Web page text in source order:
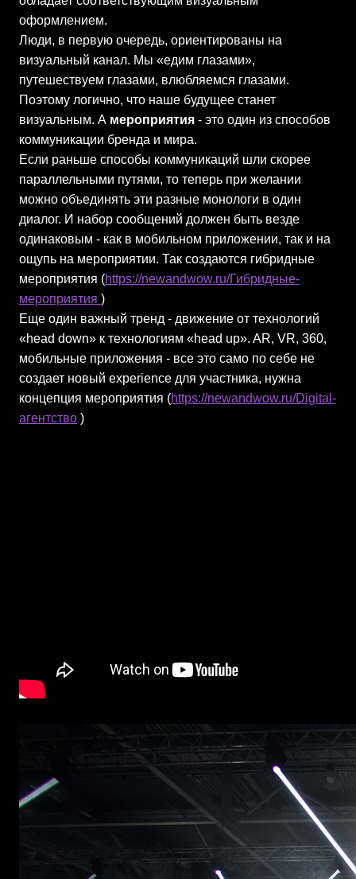
оформлением.
Люди, в первую очередь, ориентированы на
визуальный канал. Мы «едим глазами»,
путешествуем глазами, влюбляемся глазами.
Поэтому логично, что наше будущее станет
визуальным. А мероприятия - это один из способов
коммуникации бренда и мира.
Если раньше способы коммуникаций шли скорее
параллельными путями, то теперь при желании
можно объединять эти разные монологи в один
диалог. И набор сообщений должен быть везде
одинаковым - как в мобильном приложении, так и на
ощупь на мероприятии. Так создаются гибридные
мероприятия (https://newandwow.ru/Гибридные-
мероприятия )
Еще один важный тренд - движение от технологий
«head down» к технологиям «head up». AR, VR, 360,
мобильные приложения - все это само по себе не
создает новый experience для участника, нужна
концепция мероприятия (https://newandwow.ru/Digital-
агентство )